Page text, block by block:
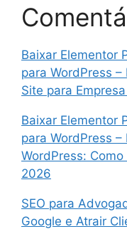
Baixar Elementor
para WordPress –
Site para
Baixar Elementor
para WordPress –
WordPress:
2026
SEO para
Google e Atrair